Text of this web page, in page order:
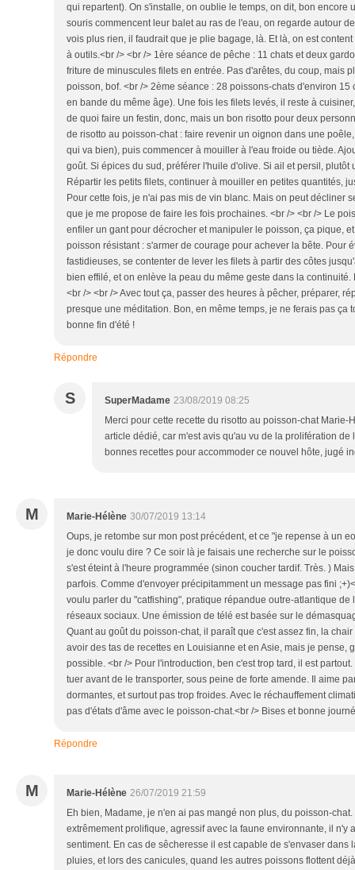
qui repartent). On s'installe, on oublie le temps, on dit, bon encore
souris commencent leur balet au ras de l'eau, on regarde autour
vois plus rien, il faudrait que je plie bagage, là. Et là, on est
à outils.<br /> <br /> 1ère séance de pêche : 11 chats et deux
friture de minuscules filets en entrée. Pas d'arêtes, du coup, mais
poisson, bof. <br /> 2ème séance : 28 poissons-chats d'environ
en bande du même âge). Une fois les filets levés, il reste à
de quoi faire un festin, donc, mais un bon risotto pour deux
de risotto au poisson-chat : faire revenir un oignon dans une
qui va bien), puis commencer à mouiller à l'eau froide ou tiède.
goût. Si épices du sud, préférer l'huile d'olive. Si ail et persil, plutôt
Répartir les petits filets, continuer à mouiller en petites quantités,
Pour cette fois, je n'ai pas mis de vin blanc. Mais on peut décliner
que je me propose de faire les fois prochaines. <br /> <br /> Le
enfiler un gant pour décrocher et manipuler le poisson, ça pique,
poisson résistant : s'armer de courage pour achever la bête. Pour
fastidieuses, se contenter de lever les filets à partir des côtes
bien effilé, et on enlève la peau du même geste dans la continuité.
<br /> <br /> Avec tout ça, passer des heures à pêcher, préparer,
presque une méditation. Bon, en même temps, je ne ferais pas ça
bonne fin d'été !
Répondre
S SuperMadame 23/08/2019 08:25
Merci pour cette recette du risotto au poisson-chat Marie-
article dédié, car m'est avis qu'au vu de la prolifération
bonnes recettes pour accommoder ce nouvel hôte, jugé
M Marie-Hélène 30/07/2019 13:14
Oups, je retombe sur mon post précédent, et ce "je repense à un
je donc voulu dire ? Ce soir là je faisais une recherche sur le
s'est éteint à l'heure programmée (sinon coucher tardif. Très. )
parfois. Comme d'envoyer précipitamment un message pas fini
voulu parler du "catfishing", pratique répandue outre-atlantique de
réseaux sociaux. Une émission de télé est basée sur le
Quant au goût du poisson-chat, il paraît que c'est assez fin, la
avoir des tas de recettes en Louisianne et en Asie, mais je pense,
possible. <br /> Pour l'introduction, ben c'est trop tard, il est
tuer avant de le transporter, sous peine de forte amende. Il aime
dormantes, et surtout pas trop froides. Avec le réchauffement
pas d'états d'âme avec le poisson-chat.<br /> Bises et bonne
Répondre
M Marie-Hélène 26/07/2019 21:59
Eh bien, Madame, je n'en ai pas mangé non plus, du poisson-
extrêmement prolifique, agressif avec la faune environnante, il n'y
sentiment. En cas de sêcheresse il est capable de s'envaser dans
pluies, et lors des canicules, quand les autres poissons flottent